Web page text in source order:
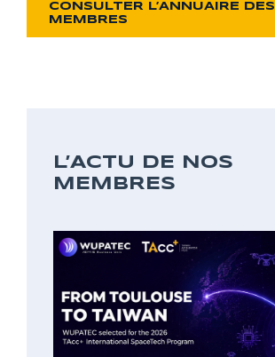
CONSULTER L’ANNUAIRE DES
MEMBRES
L’ACTU DE NOS
MEMBRES